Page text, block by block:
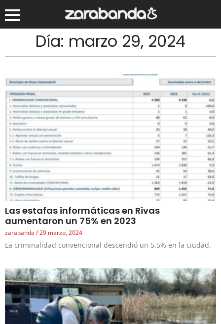
Día: marzo 29, 2024
Las estafas informáticas en Rivas
aumentaron un 75% en 2023
zarabanda 29 marzo, 2024
La criminalidad convencional descendió un 5,5% en la ciudad.